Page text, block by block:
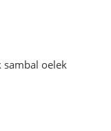
sambal oelek